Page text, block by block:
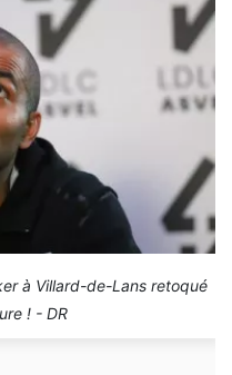
à Villard-de-Lans retoqué
! - DR